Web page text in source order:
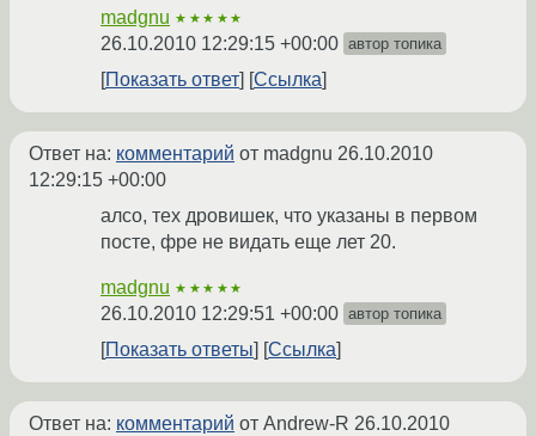
madgnu ★★★★★
26.10.2010 12:29:15 +00:00 автор топика
Показать ответ Ссылка
Ответ на: комментарий от madgnu 26.10.2010
12:29:15 +00:00
алсо, тех дровишек, что указаны в первом
посте, фре не видать еще лет 20.
madgnu ★★★★★
26.10.2010 12:29:51 +00:00 автор топика
Показать ответы Ссылка
Ответ на: комментарий от Andrew-R 26.10.2010